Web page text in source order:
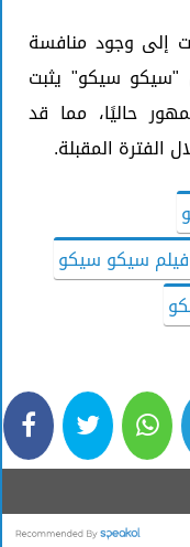
إلى وجود منافسة
"سيكو سيكو" يثبت
حاليًا، مما قد
المقبلة.
فيلم سيكو سيكو